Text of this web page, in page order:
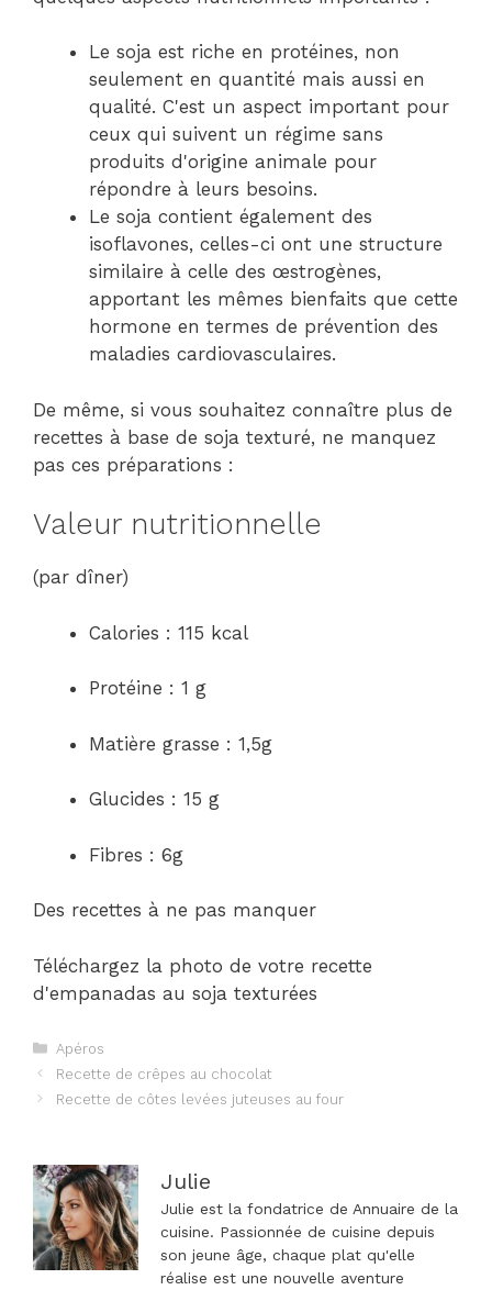
Le soja est riche en protéines, non
seulement en quantité mais aussi en
qualité. C'est un aspect important pour
ceux qui suivent un régime sans
produits d'origine animale pour
répondre à leurs besoins.
Le soja contient également des
isoflavones, celles-ci ont une structure
similaire à celle des œstrogènes,
apportant les mêmes bienfaits que cette
hormone en termes de prévention des
maladies cardiovasculaires.
De même, si vous souhaitez connaître plus de
recettes à base de soja texturé, ne manquez
pas ces préparations :
Valeur nutritionnelle
(par dîner)
Calories : 115 kcal
Protéine : 1 g
Matière grasse : 1,5g
Glucides : 15 g
Fibres : 6g
Des recettes à ne pas manquer
Téléchargez la photo de votre recette
d'empanadas au soja texturées
Catégories
Apéros
Navigation
des
Recette de crêpes au chocolat
Recette de côtes levées juteuses au four
Julie
Julie est la fondatrice de Annuaire de la
cuisine. Passionnée de cuisine depuis
son jeune âge, chaque plat qu'elle
réalise est une nouvelle aventure